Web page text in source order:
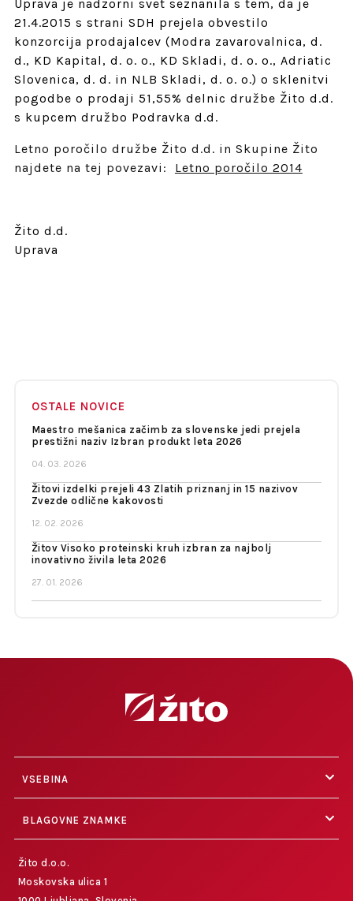
Uprava je nadzorni svet seznanila s tem, da je
21.4.2015 s strani SDH prejela obvestilo
konzorcija prodajalcev (Modra zavarovalnica, d.
d., KD Kapital, d. o. o., KD Skladi, d. o. o., Adriatic
Slovenica, d. d. in NLB Skladi, d. o. o.) o sklenitvi
pogodbe o prodaji 51,55% delnic družbe Žito d.d.
s kupcem družbo Podravka d.d.
Letno poročilo družbe Žito d.d. in Skupine Žito
najdete na tej povezavi: Letno poročilo 2014
Žito d.d.
Uprava
OSTALE NOVICE
Maestro mešanica začimb za slovenske jedi prejela
prestižni naziv Izbran produkt leta 2026
04. 03. 2026
Žitovi izdelki prejeli 43 Zlatih priznanj in 15 nazivov
Zvezde odlične kakovosti
12. 02. 2026
Žitov Visoko proteinski kruh izbran za najbolj
inovativno živila leta 2026
27. 01. 2026
VSEBINA
BLAGOVNE ZNAMKE
Žito d.o.o.
Moskovska ulica 1